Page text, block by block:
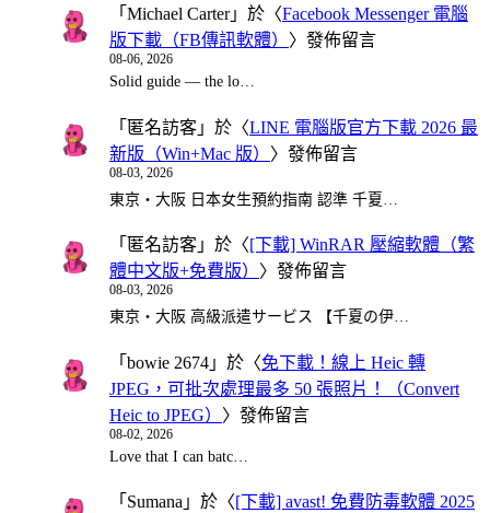
「 Michael Carter」於〈Facebook Messenger 電腦
版下載（FB傳訊軟體） 〉發佈留言
08-06, 2026
Solid guide — the lo…
「 匿名訪客 」於〈LINE 電腦版官方下載 2026 最
新版（Win+Mac 版） 〉發佈留言
08-03, 2026
東京・大阪 日本女生預約指南 認準 千夏…
「 匿名訪客 」於〈[下載] WinRAR 壓縮軟體（繁
體中文版+免費版） 〉發佈留言
08-03, 2026
東京・大阪 高級派遣サービス 【千夏の伊…
「 bowie 2674 」於〈免下載！線上 Heic 轉
JPEG，可批次處理最多 50 張照片！（Convert
Heic to JPEG） 〉發佈留言
08-02, 2026
Love that I can batc…
「 Sumana 」於〈[下載] avast! 免費防毒軟體 2025